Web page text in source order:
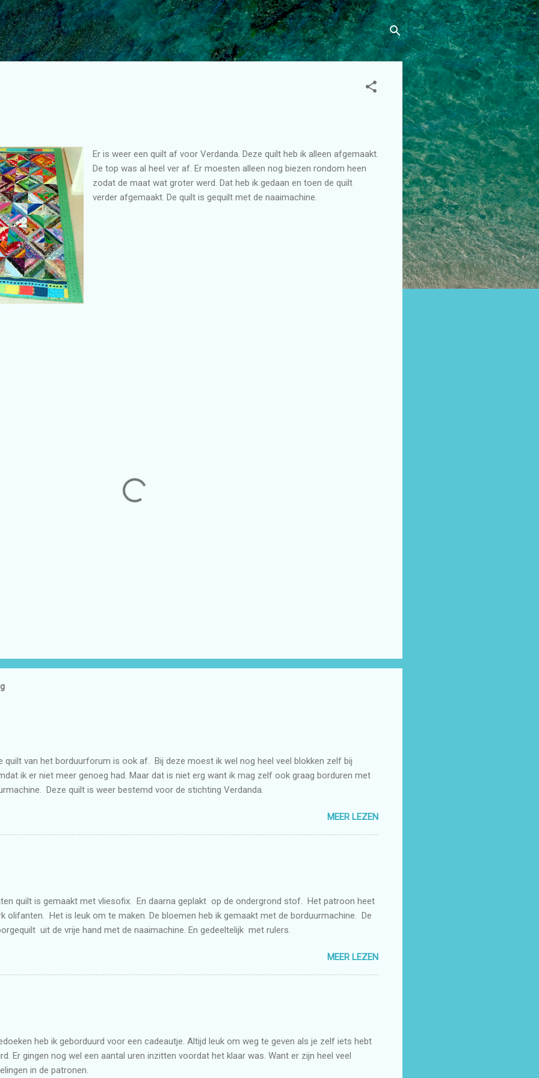
Doorgaan naar hoofdcontent
Er is weer een quilt af voor Verdanda. Deze quilt heb ik alleen afgemaakt.
De top was al heel ver af. Er moesten alleen nog biezen rondom heen
zodat de maat wat groter werd. Dat heb ik gedaan en toen de quilt
verder afgemaakt. De quilt is gequilt met de naaimachine.
quilt van het borduurforum is ook af. Bij deze moest ik wel nog heel veel blokken zelf bij
ik er niet meer genoeg had. Maar dat is niet erg want ik mag zelf ook graag borduren met
Deze quilt is weer bestemd voor de stichting Verdanda.
MEER LEZEN
quilt is gemaakt met vliesofix. En daarna geplakt op de ondergrond stof. Het patroon heet
olifanten. Het is leuk om te maken. De bloemen heb ik gemaakt met de borduurmachine. De
uit de vrije hand met de naaimachine. En gedeeltelijk met rulers.
MEER LEZEN
heb ik geborduurd voor een cadeautje. Altijd leuk om weg te geven als je zelf iets hebt
Er gingen nog wel een aantal uren inzitten voordat het klaar was. Want er zijn heel veel
in de patronen.